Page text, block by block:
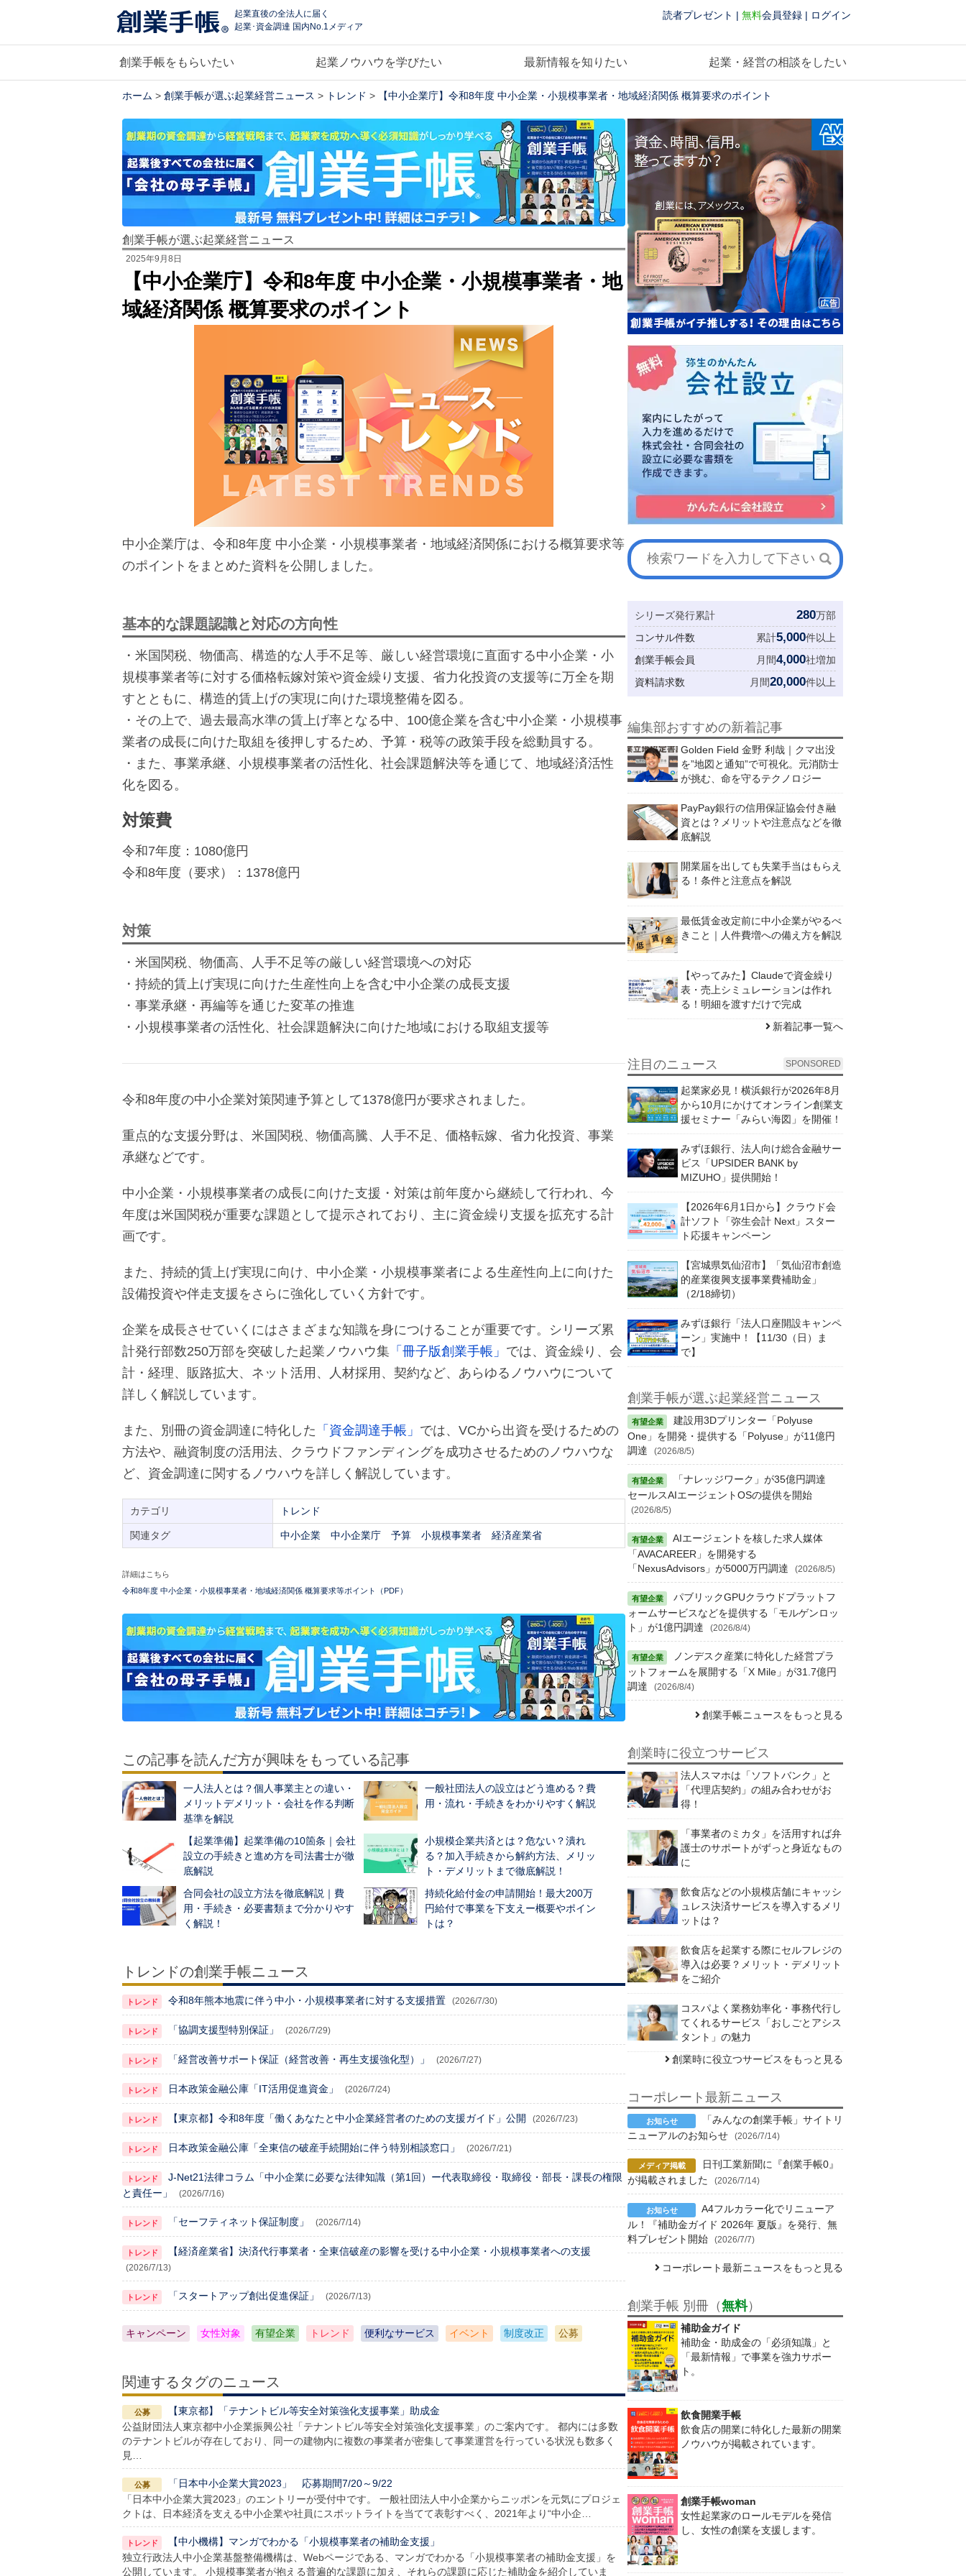
起業直後の全法人に届く
起業･資金調達 国内No.1メディア
読者プレゼント | 無料会員登録 | ログイン
創業手帳をもらいたい 起業ノウハウを学びたい 最新情報を知りたい 起業・経営の相談をしたい
ホーム > 創業手帳が選ぶ起業経営ニュース > トレンド > 【中小企業庁】令和8年度 中小企業・小規模事業者・地域経済関係 概算要求のポイント
創業手帳が選ぶ起業経営ニュース
2025年9月8日
【中小企業庁】令和8年度 中小企業・小規模事業者・地
域経済関係 概算要求のポイント
中小企業庁は、令和8年度 中小企業・小規模事業者・地域経済関係における概算要求等
のポイントをまとめた資料を公開しました。
基本的な課題認識と対応の方向性
・米国関税、物価高、構造的な人手不足等、厳しい経営環境に直面する中小企業・小
規模事業者等に対する価格転嫁対策や資金繰り支援、省力化投資の支援等に万全を期
すとともに、構造的賃上げの実現に向けた環境整備を図る。
・その上で、過去最高水準の賃上げ率となる中、100億企業を含む中小企業・小規模事
業者の成長に向けた取組を後押しするため、予算・税等の政策手段を総動員する。
・また、事業承継、小規模事業者の活性化、社会課題解決等を通じて、地域経済活性
化を図る。
対策費
令和7年度：1080億円
令和8年度（要求）：1378億円
対策
・米国関税、物価高、人手不足等の厳しい経営環境への対応
・持続的賃上げ実現に向けた生産性向上を含む中小企業の成長支援
・事業承継・再編等を通じた変革の推進
・小規模事業者の活性化、社会課題解決に向けた地域における取組支援等
令和8年度の中小企業対策関連予算として1378億円が要求されました。
重点的な支援分野は、米国関税、物価高騰、人手不足、価格転嫁、省力化投資、事業
承継などです。
中小企業・小規模事業者の成長に向けた支援・対策は前年度から継続して行われ、今
年度は米国関税が重要な課題として提示されており、主に資金繰り支援を拡充する計
画です。
また、持続的賃上げ実現に向け、中小企業・小規模事業者による生産性向上に向けた
設備投資や伴走支援をさらに強化していく方針です。
企業を成長させていくにはさまざまな知識を身につけることが重要です。シリーズ累
計発行部数250万部を突破した起業ノウハウ集 「冊子版創業手帳」 では、資金繰り、会
計・経理、販路拡大、ネット活用、人材採用、契約など、あらゆるノウハウについて
詳しく解説しています。
また、別冊の資金調達に特化した 「資金調達手帳」 では、VCから出資を受けるための
方法や、融資制度の活用法、クラウドファンディングを成功させるためのノウハウな
ど、資金調達に関するノウハウを詳しく解説しています。
カテゴリ トレンド
関連タグ 中小企業 中小企業庁 予算 小規模事業者 経済産業省
詳細はこちら
令和8年度 中小企業・小規模事業者・地域経済関係 概算要求等ポイント（PDF）
この記事を読んだ方が興味をもっている記事
一人法人とは？個人事業主との違い・
メリットデメリット・会社を作る判断
基準を解説
一般社団法人の設立はどう進める？費
用・流れ・手続きをわかりやすく解説
【起業準備】起業準備の10箇条｜会社
設立の手続きと進め方を司法書士が徹
底解説
小規模企業共済とは？危ない？潰れ
る？加入手続きから解約方法、メリッ
ト・デメリットまで徹底解説！
合同会社の設立方法を徹底解説｜費
用・手続き・必要書類まで分かりやす
く解説！
持続化給付金の申請開始！最大200万
円給付で事業を下支えー概要やポイン
トは？
トレンドの創業手帳ニュース
令和8年熊本地震に伴う中小・小規模事業者に対する支援措置 (2026/7/30)
「協調支援型特別保証」 (2026/7/29)
「経営改善サポート保証（経営改善・再生支援強化型）」 (2026/7/27)
日本政策金融公庫「IT活用促進資金」 (2026/7/24)
【東京都】令和8年度「働くあなたと中小企業経営者のための支援ガイド」公開 (2026/7/23)
日本政策金融公庫「全東信の破産手続開始に伴う特別相談窓口」 (2026/7/21)
J-Net21法律コラム「中小企業に必要な法律知識（第1回）ー代表取締役・取締役・部長・課長の権限
と責任ー」
(2026/7/16)
「セーフティネット保証制度」 (2026/7/14)
【経済産業省】決済代行事業者・全東信破産の影響を受ける中小企業・小規模事業者への支援
(2026/7/13)
「スタートアップ創出促進保証」 (2026/7/13)
キャンペーン 女性対象 有望企業 トレンド 便利なサービス イベント 制度改正 公募
関連するタグのニュース
【東京都】「テナントビル等安全対策強化支援事業」助成金
公益財団法人東京都中小企業振興公社「テナントビル等安全対策強化支援事業」のご案内です。 都内には多数
のテナントビルが存在しており、同一の建物内に複数の事業者が密集して事業運営を行っている状況も数多く
見…
「日本中小企業大賞2023」 応募期間7/20～9/22
「日本中小企業大賞2023」のエントリーが受付中です。 一般社団法人中小企業からニッポンを元気にプロジェ
クトは、日本経済を支える中小企業や社員にスポットライトを当てて表彰すべく、2021年より“中小企…
【中小機構】マンガでわかる「小規模事業者の補助金支援」
独立行政法人中小企業基盤整備機構は、Webページである、マンガでわかる「小規模事業者の補助金支援」を
公開しています。 小規模事業者が抱える普遍的な課題に加え、それらの課題に応じた補助金を紹介していま
シリーズ発行累計 280万部
コンサル件数
累計5,000件以上
創業手帳会員
月間4,000社増加
資料請求数
月間20,000件以上
編集部おすすめの新着記事
Golden Field 金野 利哉｜クマ出没
を”地図と通知”で可視化。元消防士
が挑む、命を守るテクノロジー
PayPay銀行の信用保証協会付き融
資とは？メリットや注意点などを徹
底解説
開業届を出しても失業手当はもらえ
る！条件と注意点を解説
最低賃金改定前に中小企業がやるべ
きこと｜人件費増への備え方を解説
【やってみた】Claudeで資金繰り
表・売上シミュレーションは作れ
る！明細を渡すだけで完成
新着記事一覧へ
注目のニュース SPONSORED
起業家必見！横浜銀行が2026年8月
から10月にかけてオンライン創業支
援セミナー「みらい海図」を開催！
みずほ銀行、法人向け総合金融サー
ビス「UPSIDER BANK by
MIZUHO」提供開始！
【2026年6月1日から】クラウド会
計ソフト「弥生会計 Next」スター
ト応援キャンペーン
【宮城県気仙沼市】「気仙沼市創造
的産業復興支援事業費補助金」
（2/18締切）
みずほ銀行「法人口座開設キャンペ
ーン」実施中！【11/30（日）ま
で】
創業手帳が選ぶ起業経営ニュース
建設用3Dプリンター「Polyuse
One」を開発・提供する「Polyuse」が11億円
調達
(2026/8/5)
「ナレッジワーク」が35億円調達
セールスAIエージェントOSの提供を開始
(2026/8/5)
AIエージェントを核した求人媒体
「AVACAREER」を開発する
「NexusAdvisors」が5000万円調達
(2026/8/5)
パブリックGPUクラウドプラットフ
ォームサービスなどを提供する「モルゲンロッ
ト」が1億円調達
(2026/8/4)
ノンデスク産業に特化した経営プラ
ットフォームを展開する「X Mile」が31.7億円
調達
(2026/8/4)
創業手帳ニュースをもっと見る
創業時に役立つサービス
法人スマホは「ソフトバンク」と
「代理店契約」の組み合わせがお
得！
「事業者のミカタ」を活用すれば弁
護士のサポートがずっと身近なもの
に
飲食店などの小規模店舗にキャッシ
ュレス決済サービスを導入するメリ
ットは？
飲食店を起業する際にセルフレジの
導入は必要？メリット・デメリット
をご紹介
コスパよく業務効率化・事務代行し
てくれるサービス「おしごとアシス
タント」の魅力
創業時に役立つサービスをもっと見る
コーポレート最新ニュース
「みんなの創業手帳」サイトリ
ニューアルのお知らせ
(2026/7/14)
日刊工業新聞に『創業手帳0』
が掲載されました
(2026/7/14)
A4フルカラー化でリニューア
ル！『補助金ガイド 2026年 夏版』を発行、無
料プレゼント開始
(2026/7/7)
コーポレート最新ニュースをもっと見る
創業手帳 別冊（無料）
補助金ガイド
補助金・助成金の「必須知識」と
「最新情報」で事業を強力サポー
ト。
飲食開業手帳
飲食店の開業に特化した最新の開業
ノウハウが掲載されています。
創業手帳woman
女性起業家のロールモデルを発信
し、女性の創業を支援します。